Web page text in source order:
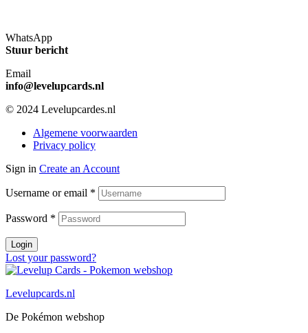
WhatsApp
Stuur bericht
Email
info@levelupcards.nl
© 2024 Levelupcardes.nl
Algemene voorwaarden
Privacy policy
Sign in Create an Account
Username or email *
Password *
Login
Lost your password?
Levelupcards.nl
De Pokémon webshop